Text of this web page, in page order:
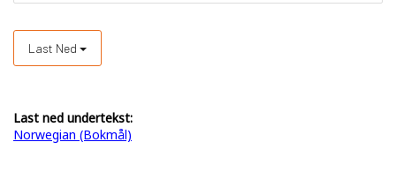
Last Ned
Last ned undertekst:
Norwegian (Bokmål)